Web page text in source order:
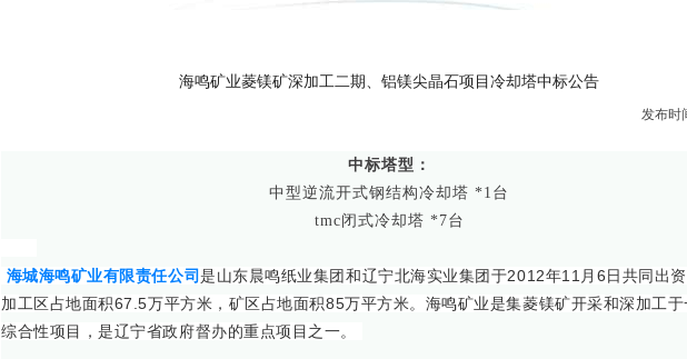
海鸣矿业菱镁矿深加工二期、铝镁尖晶石项目冷却塔中标公告
发布时
中标塔型：
中型逆流开式钢结构冷却塔 *1台
tmc闭式冷却塔 *7台
海城海鸣矿业有限责任公司是山东晨鸣纸业集团和辽宁北海实业集团于2012年11月6日共同出
加工区占地面积67.5万平方米，矿区占地面积85万平方米。海鸣矿业是集菱镁矿开采和深加工
综合性项目，是辽宁省政府督办的重点项目之一。